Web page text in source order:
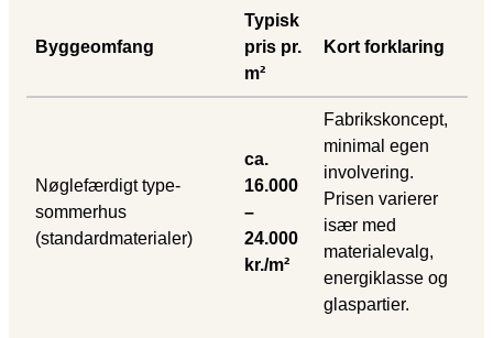
Byggeomfang
Typisk
pris pr.
m²
Kort forklaring
Nøglefærdigt type-
sommerhus
(standardmaterialer)
ca.
16.000
–
24.000
kr./m²
Fabrikskoncept,
minimal egen
involvering.
Prisen varierer
især med
materialevalg,
energiklasse og
glaspartier.